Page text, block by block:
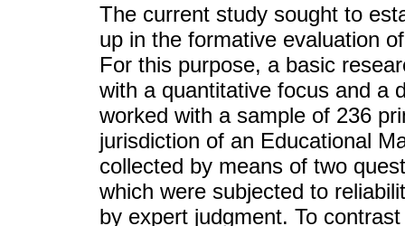
The current study sought to
up in the formative evaluation
For this purpose, a basic
with a quantitative focus and a
worked with a sample of 236
jurisdiction of an Educational
collected by means of two
which were subjected to
by expert judgment. To